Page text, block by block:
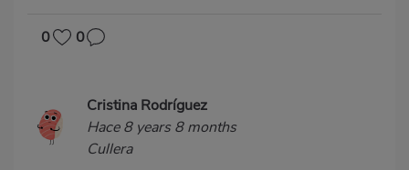
0 0
Cristina Rodríguez
Hace 8 years 8 months
Cullera